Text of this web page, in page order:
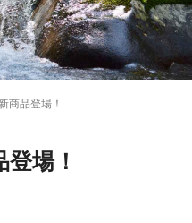
商品登場！
場！